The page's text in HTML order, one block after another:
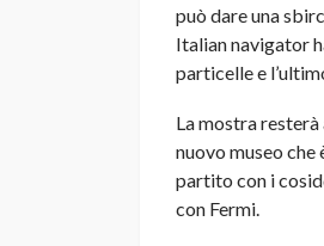
può dare una
Italian navigator
particelle e
La mostra
nuovo museo
partito con i
con Fermi.